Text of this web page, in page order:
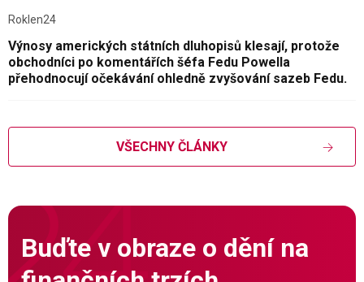
Roklen24
Výnosy amerických státních dluhopisů klesají, protože
obchodníci po komentářích šéfa Fedu Powella
přehodnocují očekávání ohledně zvyšování sazeb Fedu.
VŠECHNY ČLÁNKY
Buďte v obraze o dění na